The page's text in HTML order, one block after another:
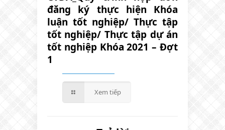
đăng ký thực hiện Khóa
luận tốt nghiệp/ Thực tập
tốt nghiệp/ Thực tập dự án
tốt nghiệp Khóa 2021 – Đợt
1
Xem tiếp